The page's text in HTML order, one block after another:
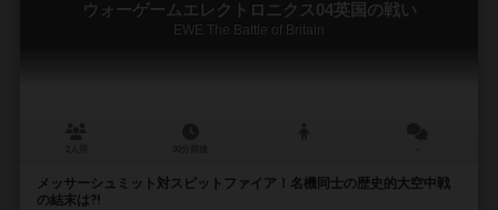
ウォーゲームエレクトロニクス04英国の戦い
EWE The Battle of Britain
メッサーシュミット対スピットファイア！名機同士の歴史的大空中戦
の結末は⁈